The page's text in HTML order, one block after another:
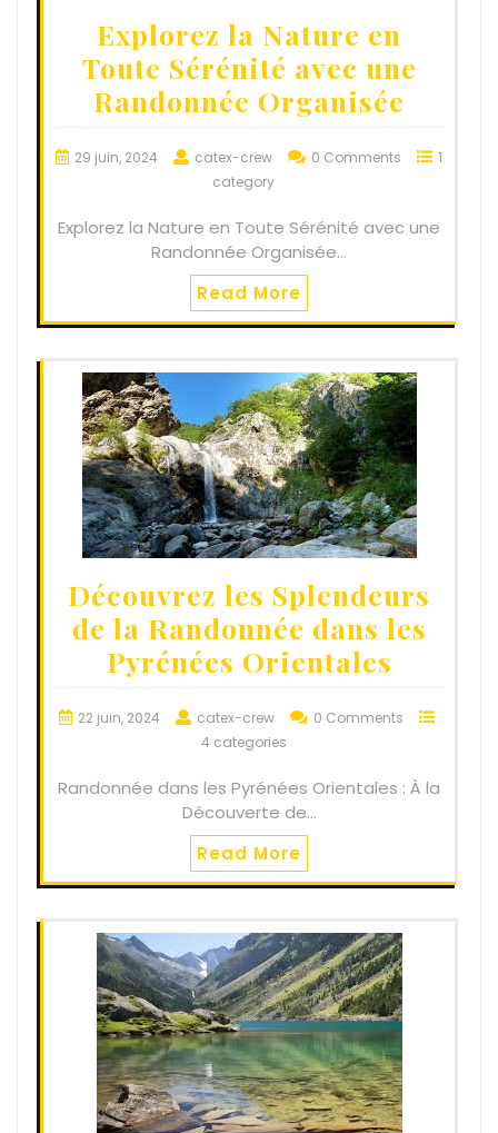
Explorez la Nature en
Toute Sérénité avec une
Randonnée Organisée
29 juin, 2024 catex-crew 0 Comments
1
category
Explorez la Nature en Toute Sérénité avec une
Randonnée Organisée…
Read More
Découvrez les Splendeurs
de la Randonnée dans les
Pyrénées Orientales
22 juin, 2024 catex-crew
0 Comments
4 categories
Randonnée dans les Pyrénées Orientales : À la
Découverte de…
Read More